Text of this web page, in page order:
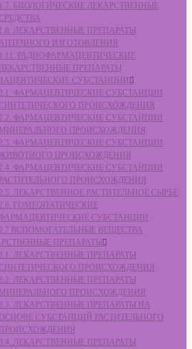
1.7. БИОЛОГИЧЕСКИЕ ЛЕКАРСТВЕННЫЕ
СРЕДСТВА
1.8. ЛЕКАРСТВЕННЫЕ ПРЕПАРАТЫ
АПТЕЧНОГО ИЗГОТОВЛЕНИЯ
1.11. РАДИОФАРМАЦЕВТИЧЕСКИЕ
ПРЕПАРАТЫ
СУБСТАНЦИИ
2.1. ФАРМАЦЕВТИЧЕСКИЕ СУБСТАНЦИИ
СИНТЕТИЧЕСКОГО ПРОИСХОЖДЕНИЯ
2.2. ФАРМАЦЕВТИЧЕСКИЕ СУБСТАНЦИИ
МИНЕРАЛЬНОГО ПРОИСХОЖДЕНИЯ
2.3. ФАРМАЦЕВТИЧЕСКИЕ СУБСТАНЦИИ
ЖИВОТНОГО ПРОИСХОЖДЕНИЯ
2.4. ФАРМАЦЕВТИЧЕСКИЕ СУБСТАНЦИИ
РАСТИТЕЛЬНОГО ПРОИСХОЖДЕНИЯ
2.5. ЛЕКАРСТВЕННОЕ РАСТИТЕЛЬНОЕ СЫРЬЁ
2.6. ГОМЕОПАТИЧЕСКИЕ
ФАРМАЦЕВТИЧЕСКИЕ СУБСТАНЦИИ
2.7 ВСПОМОГАТЕЛЬНЫЕ ВЕЩЕСТВА
ПРЕПАРАТЫ
3.1. ЛЕКАРСТВЕННЫЕ ПРЕПАРАТЫ
СИНТЕТИЧЕСКОГО ПРОИСХОЖДЕНИЯ
3.2. ЛЕКАРСТВЕННЫЕ ПРЕПАРАТЫ
МИНЕРАЛЬНОГО ПРОИСХОЖДЕНИЯ
3.3. ЛЕКАРСТВЕННЫЕ ПРЕПАРАТЫ НА
ОСНОВЕ СУБСТАНЦИЙ РАСТИТЕЛЬНОГО
ПРОИСХОЖДЕНИЯ
3.4. ЛЕКАРСТВЕННЫЕ ПРЕПАРАТЫ